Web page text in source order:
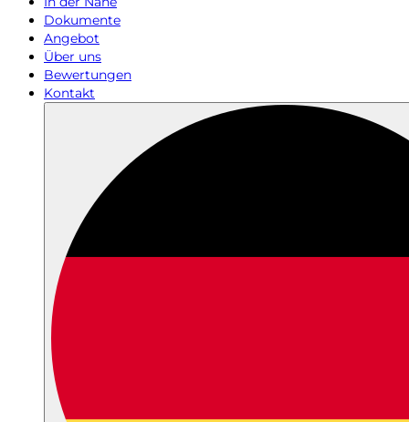
Dokumente
Angebot
Über uns
Bewertungen
Kontakt